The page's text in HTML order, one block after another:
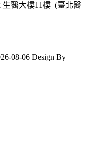
生醫大樓11樓 (臺北醫
08-06 Design By